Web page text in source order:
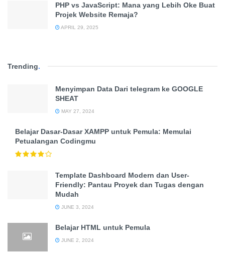
PHP vs JavaScript: Mana yang Lebih Oke Buat
Projek Website Remaja?
APRIL 29, 2025
Trending.
Menyimpan Data Dari telegram ke GOOGLE
SHEAT
MAY 27, 2024
Belajar Dasar-Dasar XAMPP untuk Pemula: Memulai
Petualangan Codingmu
Template Dashboard Modern dan User-
Friendly: Pantau Proyek dan Tugas dengan
Mudah
JUNE 3, 2024
Belajar HTML untuk Pemula
JUNE 2, 2024